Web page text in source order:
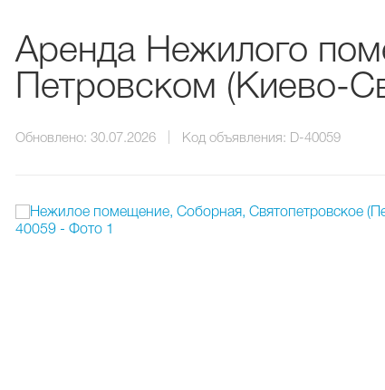
Аренда Нежилого
Петровском (Киево-
Обновлено: 30.07.2026 Код объявления: D-40059